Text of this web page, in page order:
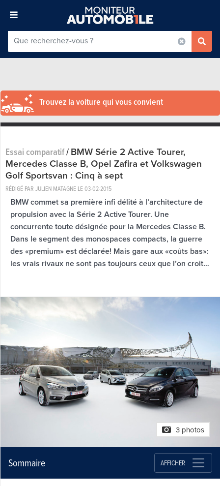
Trouvez la voiture qui vous convient
Essai comparatif/BMW Série 2 Active Tourer,
Mercedes Classe B, Opel Zafira et Volkswagen
Golf Sportsvan : Cinq à sept
RÉDIGÉ PAR JULIEN MATAGNE LE03-02-2015
BMW commet sa première infi délité à l’architecture de
propulsion avec la Série 2 Active Tourer. Une
concurrente toute désignée pour la Mercedes Classe B.
Dans le segment des monospaces compacts, la guerre
des «premium» est déclarée! Mais gare aux «coûts bas»:
les vrais rivaux ne sont pas toujours ceux que l’on croit…
3 photos
Sommaire AFFICHER